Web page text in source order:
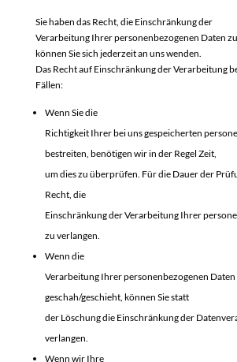
Sie haben das Recht, die Einschränkung der
Verarbeitung Ihrer personenbezogenen Daten
können Sie sich jederzeit an uns wenden.
Das Recht auf Einschränkung der Verarbeitung
Fällen:
Wenn Sie die
Richtigkeit Ihrer bei uns gespeicherten
bestreiten, benötigen wir in der Regel Zeit,
um dies zu überprüfen. Für die Dauer der
Recht, die
Einschränkung der Verarbeitung Ihrer
zu verlangen.
Wenn die
Verarbeitung Ihrer personenbezogenen
geschah/geschieht, können Sie statt
der Löschung die Einschränkung der
verlangen.
Wenn wir Ihre